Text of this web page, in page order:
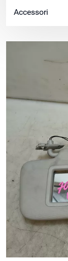
Accessori